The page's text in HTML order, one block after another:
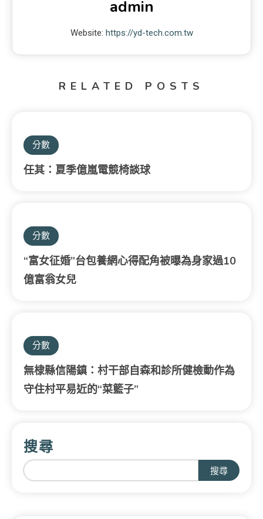
admin
Website: https://yd-tech.com.tw
RELATED POSTS
分數
任其：夏季億嵐電競椅談球
分數
“富女征婚”台包養網心得配角被曝為身家過10
億富翁女兒
分數
無棣縣信陽鎮：村干部自森和診所健檢動作為
守住村平易近的“菜籃子”
搜尋
搜尋